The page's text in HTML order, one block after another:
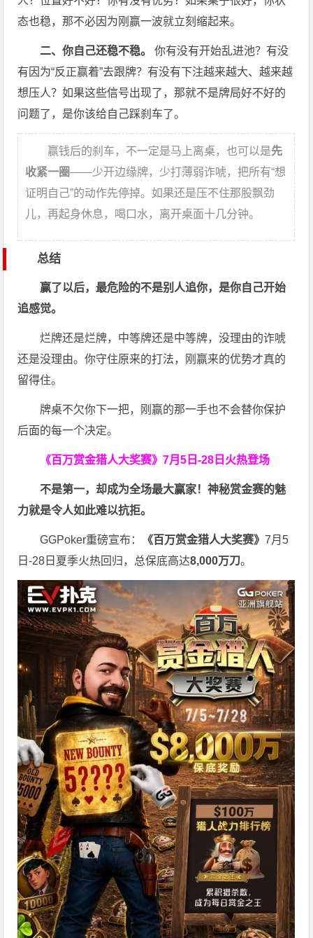
态也稳，那不必因为刚赢一波就立刻缩起来。
二、你自己还稳不稳。
你有没有开始乱进池？有没
有因为“反正赢着”去跟牌？有没有下注越来越大、越来越
想压人？如果这些信号出现了，那就不是牌局好不好的
问题了，是你该给自己踩刹车了。
赢钱后的刹车，不一定是马上离桌，也可以是先
收紧一圈——少开边缘牌，少打薄弱诈唬，把所有“想
证明自己”的动作先停掉。如果还是压不住那股飘劲
儿，再起身休息，喝口水，离开桌面十几分钟。
总结
赢了以后，最危险的不是别人追你，是你自己开始
追感觉。
烂牌还是烂牌，中等牌还是中等牌，没理由的诈唬
还是没理由。你守住原来的打法，刚赢来的优势才真的
留得住。
牌桌不欠你下一把，刚赢的那一手也不会替你保护
后面的每一个决定。
《百万赏金猎人大奖赛》7月5日-28日火热登场
不是第一，却成为全场最大赢家！神秘赏金赛的魅
力就是令人如此难以抗拒。
GGPoker重磅宣布： 《百万赏金猎人大奖赛》7月5
日-28日夏季火热回归，总保底高达8,000万刀。